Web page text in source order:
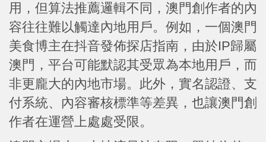
用，但算法推薦邏輯不同，澳門創作者的內
容往往難以觸達內地用戶。例如，一個澳門
美食博主在抖音發佈探店指南，由於IP歸屬
澳門，平台可能默認其受眾為本地用戶，而
非更龐大的內地市場。此外，實名認證、支
付系統、內容審核標準等差異，也讓澳門創
作者在運營上處處受限。